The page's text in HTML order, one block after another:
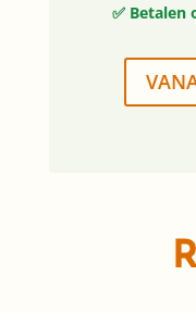
✅ Betalen